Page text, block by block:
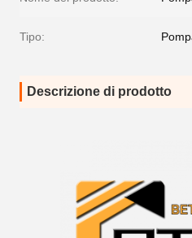
Tipo:
Descrizione di prodotto